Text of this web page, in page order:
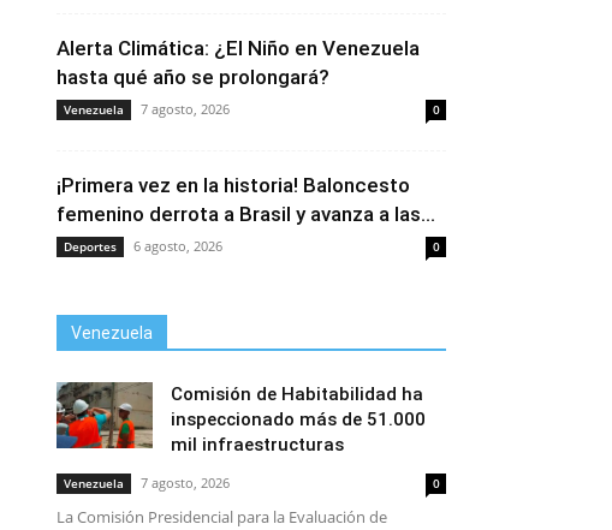
Alerta Climática: ¿El Niño en Venezuela
hasta qué año se prolongará?
Venezuela 7 agosto, 2026 0
¡Primera vez en la historia! Baloncesto
femenino derrota a Brasil y avanza a las...
Deportes 6 agosto, 2026 0
Venezuela
Comisión de Habitabilidad ha
inspeccionado más de 51.000
mil infraestructuras
Venezuela 7 agosto, 2026 0
La Comisión Presidencial para la Evaluación de